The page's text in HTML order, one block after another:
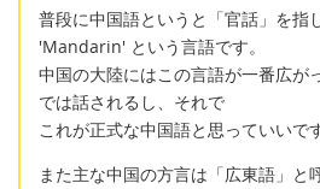
普段に中国語というと「官話」を指
'Mandarin' という言語です。
中国の大陸にはこの言語が一番広が
では話されるし、それで
これが正式な中国語と思っていいです
また主な中国の方言は「広東語」と